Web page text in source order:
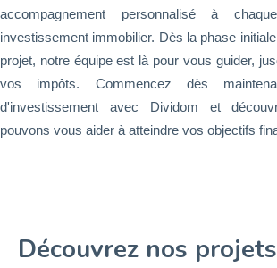
accompagnement personnalisé à
investissement immobilier. Dès la phase
projet, notre équipe est là pour vous guider,
vos impôts. Commencez dès
d'investissement avec Dividom et
pouvons vous aider à atteindre vos objectifs
Découvrez nos